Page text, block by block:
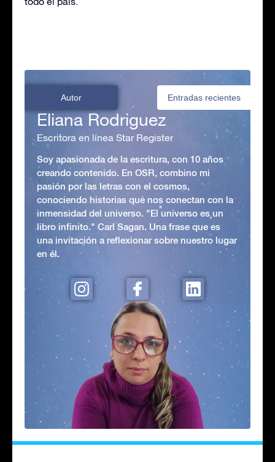
Autor Entradas recientes
Eliana Rodriguez
Escritora en línea Star Register
Soy apasionada de la escritura, con 10 años
creando contenido. En OSR, combino mi
pasión por las letras con el cosmos,
conociendo historias que nos conectan con la
inmensidad del universo. "El universo es un
libro infinito." Carl Sagan. Una frase que es
una invitación a reflexionar sobre nuestro lugar
en él.